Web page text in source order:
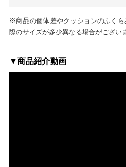
※商品の個体差やクッションのふく
際のサイズが多少異なる場合がござい
▼商品紹介動画